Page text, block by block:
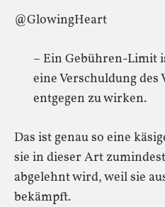
@GlowingHeart
– Ein Gebühren-Limit
eine Verschuldung des
entgegen zu wirken.
Das ist genau so eine
sie in dieser Art
abgelehnt wird, weil sie
bekämpft.